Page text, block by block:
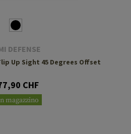
DEFENSE
Up Sight 45 Degrees Offset
CHF
magazzino